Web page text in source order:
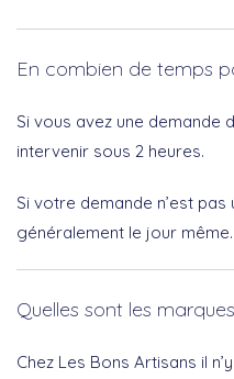
En combien de temps
Si vous avez une demande
intervenir sous 2 heures.
Si votre demande n’est
généralement le jour même.
Quelles sont les
Chez Les Bons Artisans il